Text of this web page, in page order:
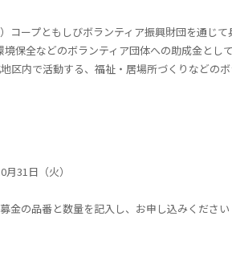
コープともしびボランティア振興財団を通じ
保全などのボランティア団体への助成金とし
区内で活動する、福祉・居場所づくりなどの
31日（火）
金の品番と数量を記入し、お申し込みください